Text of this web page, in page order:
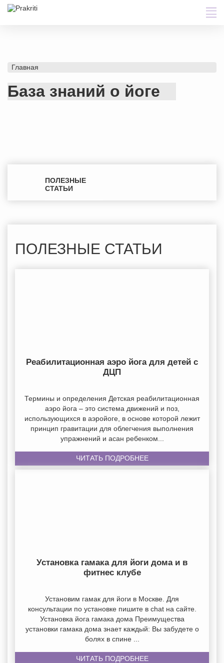
Главная
База знаний о йоге
ПОЛЕЗНЫЕ
СТАТЬИ
ПОЛЕЗНЫЕ СТАТЬИ
Реабилитационная аэро йога для детей с
ДЦП
Термины и определения Детская реабилитационная
аэро йога – это система движений и поз,
использующихся в аэройоге, в основе которой лежит
принцип гравитации для облегчения выполнения
упражнений и асан ребенком...
ЧИТАТЬ ПОДРОБНЕЕ
Установка гамака для йоги дома и в
фитнес клубе
Установим гамак для йоги в Москве. Для
консультации по установке пишите в chat на сайте.
Установка йога гамака дома Преимущества
установки гамака дома знает каждый: Вы забудете о
болях в спине ...
ЧИТАТЬ ПОДРОБНЕЕ